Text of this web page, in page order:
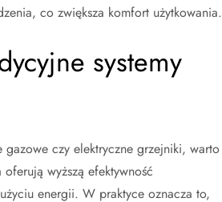
co zwiększa komfort użytkowania.
systemy
czy elektryczne grzejniki, warto
wyższą efektywność
energii. W praktyce oznacza to,